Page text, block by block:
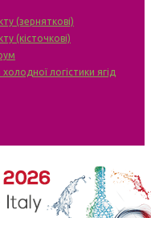
(зерняткові)
(кісточкові)
логістики ягід